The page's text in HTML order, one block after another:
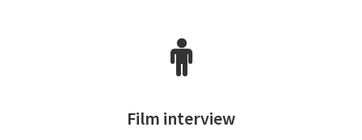
Film interview